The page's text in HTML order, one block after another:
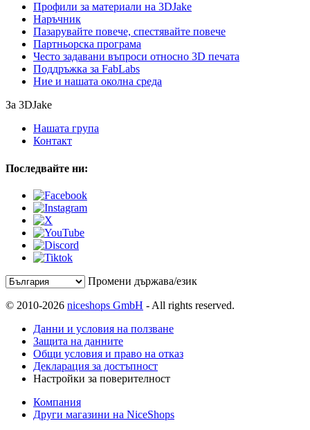
Профили за материали на 3DJake
Наръчник
Пазарувайте повече, спестявайте повече
Партньорска програма
Често задавани въпроси относно 3D печата
Поддръжка за FabLabs
Ние и нашата околна среда
За 3DJake
Нашата група
Контакт
Последвайте ни:
Промени държава/език
© 2010-2026 niceshops GmbH - All rights reserved.
Данни и условия на ползване
Защита на данните
Общи условия и право на отказ
Декларация за достъпност
Настройки за поверителност
Компания
Други магазини на NiceShops